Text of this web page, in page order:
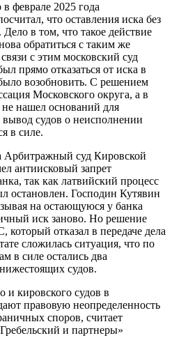
феврале 2025 года
что оставления иска без
в том, что такое действие
обратиться с таким же
с этим московский суд
прямо отказаться от иска в
возобновить. С решением
Московского округа, а в
нашел оснований для
судов о неисполнении
в силе.
Арбитражный суд Кировской
антиисковый запрет
так как латвийский процесс
остановлен. Господин Кутявин
на остающуюся у банка
иск заново. Но решение
который отказал в передаче дела
сложилась ситуация, что по
в силе остались два
судов.
и кировского судов в
правовую неопределенность
споров, считает
и партнеры»